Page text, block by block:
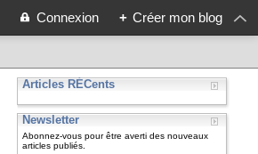
Connexion + Créer mon blog
Articles RÉCents
Newsletter
Abonnez-vous pour être averti des nouveaux
articles publiés.